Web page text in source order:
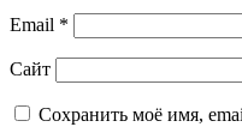
Email *
Сайт
Сохранить моё имя,